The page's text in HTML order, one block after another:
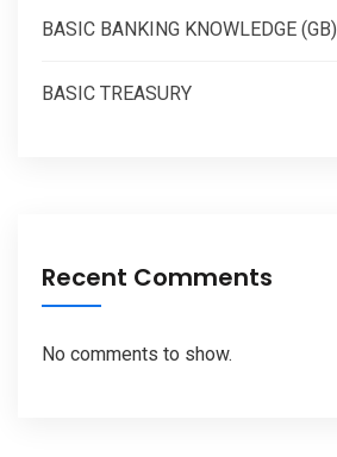
BASIC BANKING KNOWLEDGE (GB)
BASIC TREASURY
Recent Comments
No comments to show.